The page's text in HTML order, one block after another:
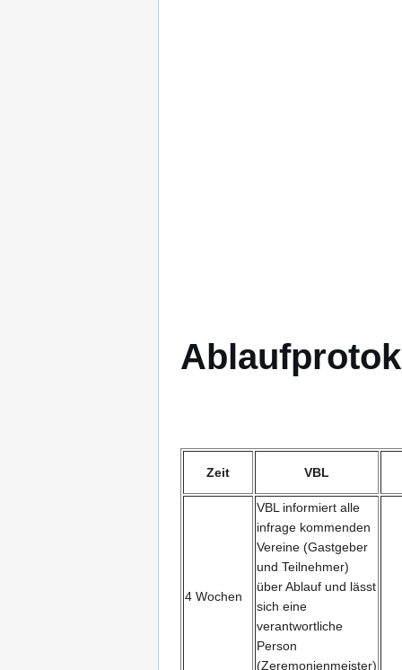
Zeit VBL
4 Wochen
VBL informiert alle
infrage kommenden
Vereine (Gastgeber
und Teilnehmer)
über Ablauf und lässt
sich eine
verantwortliche
Person
(Zeremonienmeister)